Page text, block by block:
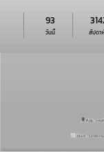
วันนี้
93
สัปดา